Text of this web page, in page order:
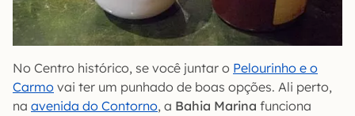
No Centro histórico, se você juntar o Pelourinho e o
Carmo vai ter um punhado de boas opções. Ali perto,
na avenida do Contorno, a Bahia Marina funciona